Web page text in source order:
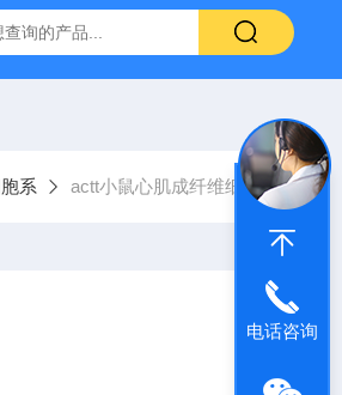
细胞 大鼠肠微血管内皮细胞
系 actt小鼠心肌成纤维细胞
电话咨询